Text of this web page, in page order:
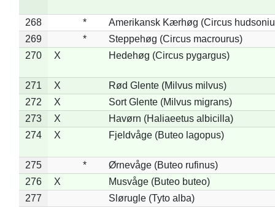
268 *
Amerikansk Kærhøg (Circus
269
*
Steppehøg (Circus macrourus)
270
X Hedehøg (Circus pygargus)
271 X
Rød Glente (Milvus milvus)
272
X
Sort Glente (Milvus migrans)
273
X
Havørn (Haliaeetus albicilla)
274
X Fjeldvåge (Buteo lagopus)
275 *
Ørnevåge (Buteo rufinus)
276
X
Musvåge (Buteo buteo)
277
Slørugle (Tyto alba)